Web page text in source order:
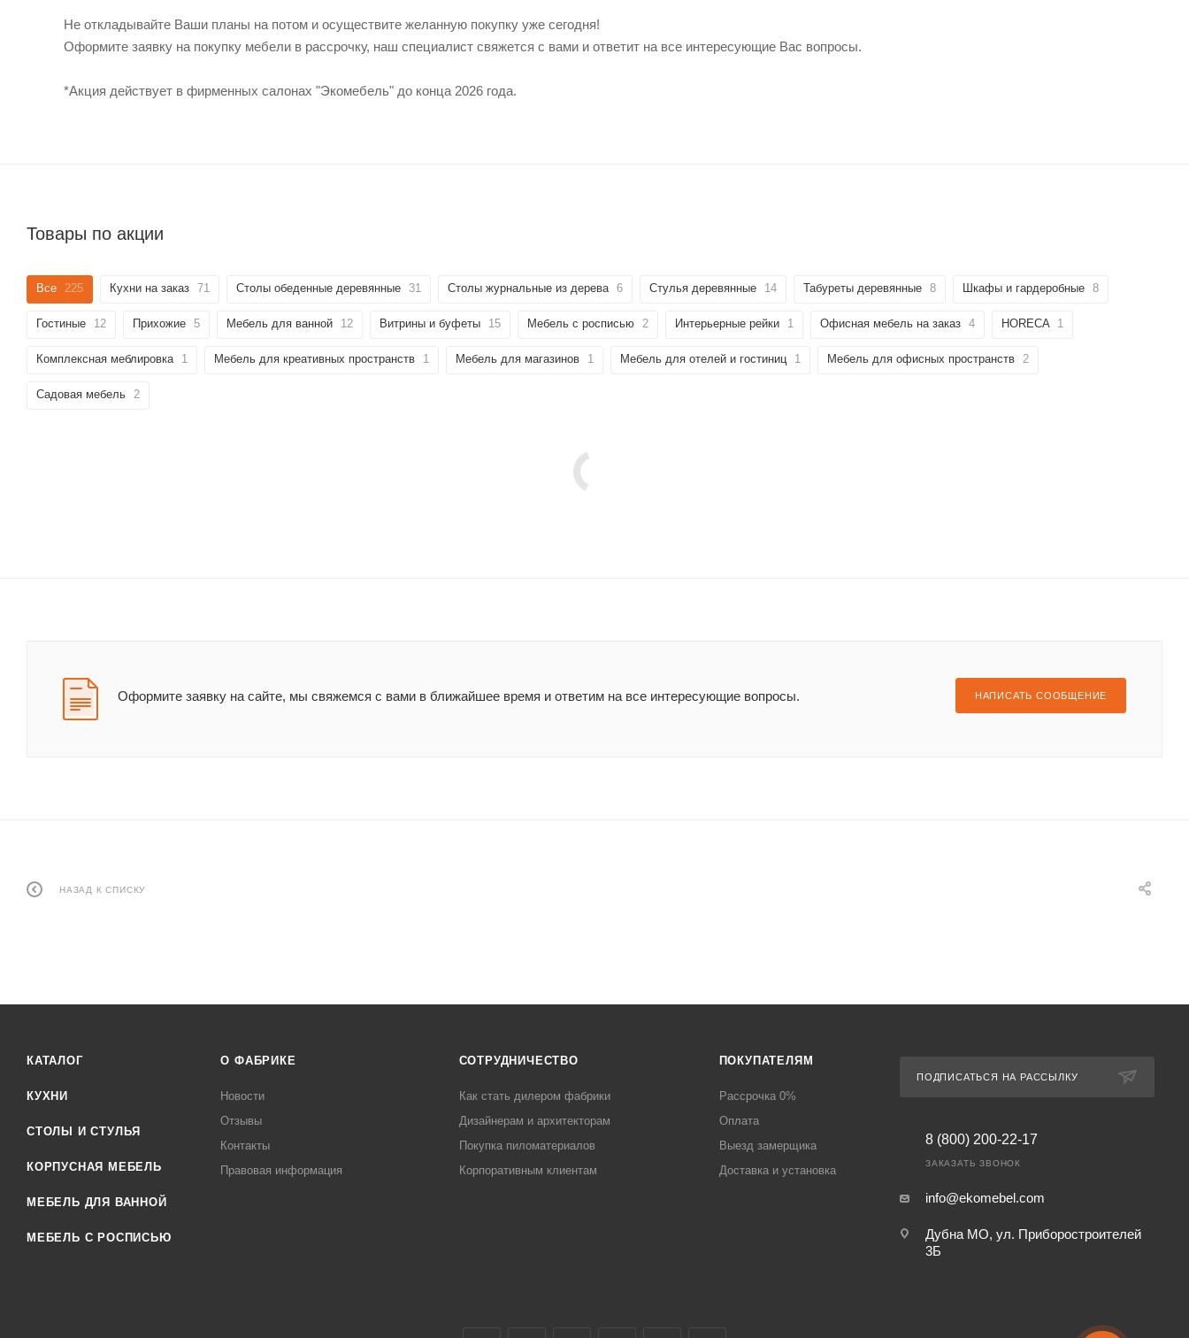
Не откладывайте Ваши планы на потом и осуществите желанную покупку уже сегодня!
Оформите заявку на покупку мебели в рассрочку, наш специалист свяжется с вами и ответит на все интересующие Вас вопросы.
*Акция действует в фирменных салонах "Экомебель" до конца 2026 года.
Товары по акции
Все 225 Кухни на заказ 71 Столы обеденные деревянные 31 Столы журнальные из дерева 6 Стулья деревянные 14 Табуреты деревянные 8 Шкафы и гардеробные 8
Гостиные 12 Прихожие 5 Мебель для ванной 12 Витрины и буфеты 15 Мебель с росписью 2 Интерьерные рейки 1 Офисная мебель на заказ 4 HORECA 1
Комплексная меблировка 1 Мебель для креативных пространств 1 Мебель для магазинов 1 Мебель для отелей и гостиниц 1 Мебель для офисных пространств 2
Садовая мебель 2
Оформите заявку на сайте, мы свяжемся с вами в ближайшее время и ответим на все интересующие вопросы. НАПИСАТЬ СООБЩЕНИЕ
НАЗАД К СПИСКУ
КАТАЛОГ
КУХНИ
СТОЛЫ И СТУЛЬЯ
КОРПУСНАЯ МЕБЕЛЬ
МЕБЕЛЬ ДЛЯ ВАННОЙ
МЕБЕЛЬ С РОСПИСЬЮ
О ФАБРИКЕ
Новости
Отзывы
Контакты
Правовая информация
СОТРУДНИЧЕСТВО
Как стать дилером фабрики
Дизайнерам и архитекторам
Покупка пиломатериалов
Корпоративным клиентам
ПОКУПАТЕЛЯМ
Рассрочка 0%
Оплата
Выезд замерщика
Доставка и установка
ПОДПИСАТЬСЯ НА РАССЫЛКУ
8 (800) 200-22-17
ЗАКАЗАТЬ ЗВОНОК
info@ekomebel.com
Дубна МО, ул. Приборостроителей
3Б